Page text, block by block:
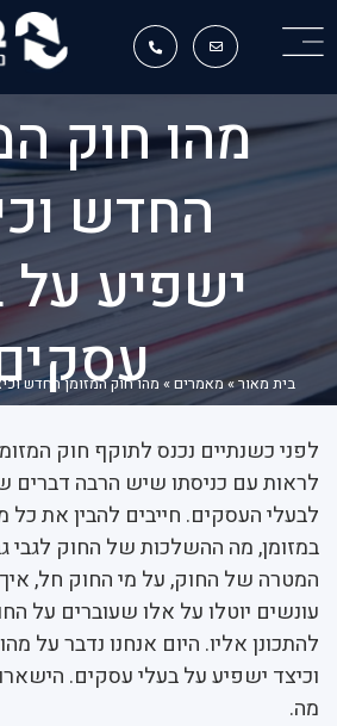
מהו חוק
החדש
ישפיע על
בית מאור»מאמרים» מהו חוק המזומן החדש
לפני כשנתיים נכנס לתוקף חוק
לראות עם כניסתו שיש הרבה דברים
לבעלי העסקים. חייבים להבין את
במזומן, מה ההשלכות של החוק לגבי
המטרה של החוק, על מי החוק חל, איך
עונשים יוטלו על אלו שעוברים על
להתכונן אליו. היום אנחנו נדבר על
וכיצד ישפיע על בעלי עסקים.
מה.